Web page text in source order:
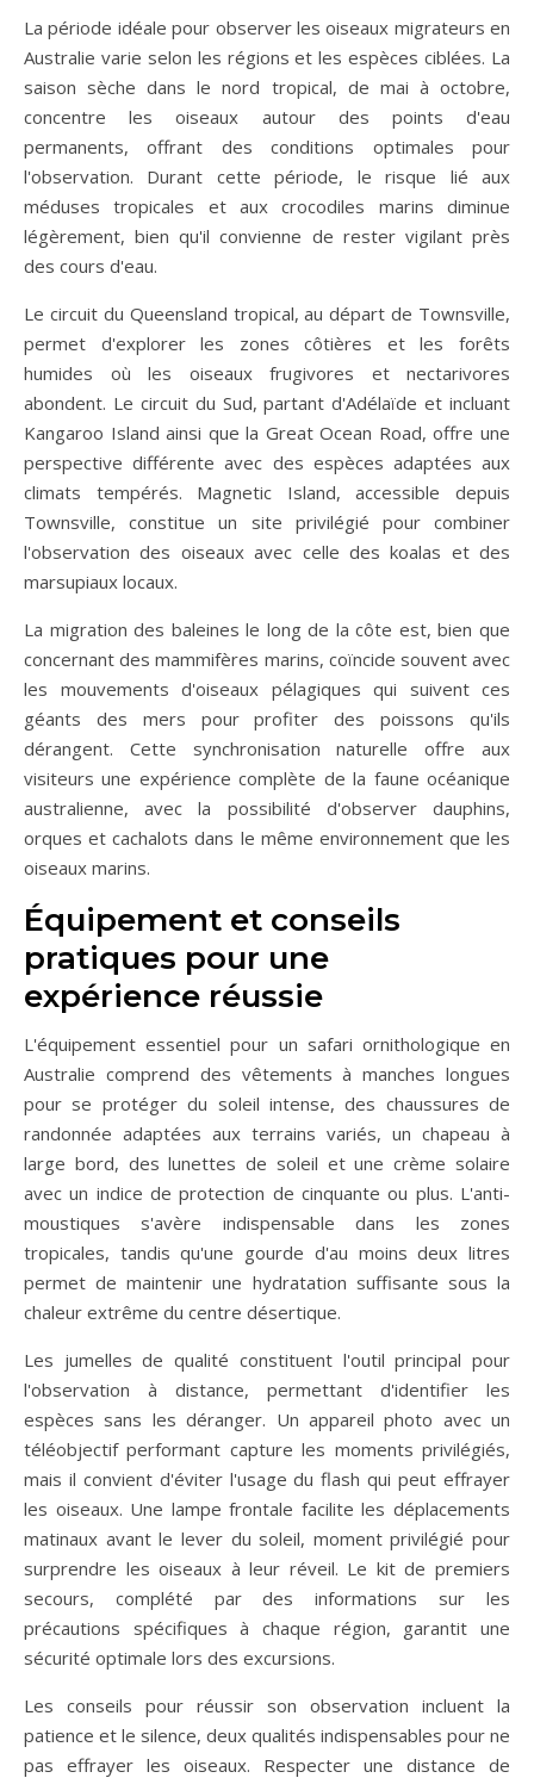
La période idéale pour observer les oiseaux migrateurs en
Australie varie selon les régions et les espèces ciblées. La
saison sèche dans le nord tropical, de mai à octobre,
concentre les oiseaux autour des points d'eau
permanents, offrant des conditions optimales pour
l'observation. Durant cette période, le risque lié aux
méduses tropicales et aux crocodiles marins diminue
légèrement, bien qu'il convienne de rester vigilant près
des cours d'eau.
Le circuit du Queensland tropical, au départ de Townsville,
permet d'explorer les zones côtières et les forêts
humides où les oiseaux frugivores et nectarivores
abondent. Le circuit du Sud, partant d'Adélaïde et incluant
Kangaroo Island ainsi que la Great Ocean Road, offre une
perspective différente avec des espèces adaptées aux
climats tempérés. Magnetic Island, accessible depuis
Townsville, constitue un site privilégié pour combiner
l'observation des oiseaux avec celle des koalas et des
marsupiaux locaux.
La migration des baleines le long de la côte est, bien que
concernant des mammifères marins, coïncide souvent avec
les mouvements d'oiseaux pélagiques qui suivent ces
géants des mers pour profiter des poissons qu'ils
dérangent. Cette synchronisation naturelle offre aux
visiteurs une expérience complète de la faune océanique
australienne, avec la possibilité d'observer dauphins,
orques et cachalots dans le même environnement que les
oiseaux marins.
Équipement et conseils
pratiques pour une
expérience réussie
L'équipement essentiel pour un safari ornithologique en
Australie comprend des vêtements à manches longues
pour se protéger du soleil intense, des chaussures de
randonnée adaptées aux terrains variés, un chapeau à
large bord, des lunettes de soleil et une crème solaire
avec un indice de protection de cinquante ou plus. L'anti-
moustiques s'avère indispensable dans les zones
tropicales, tandis qu'une gourde d'au moins deux litres
permet de maintenir une hydratation suffisante sous la
chaleur extrême du centre désertique.
Les jumelles de qualité constituent l'outil principal pour
l'observation à distance, permettant d'identifier les
espèces sans les déranger. Un appareil photo avec un
téléobjectif performant capture les moments privilégiés,
mais il convient d'éviter l'usage du flash qui peut effrayer
les oiseaux. Une lampe frontale facilite les déplacements
matinaux avant le lever du soleil, moment privilégié pour
surprendre les oiseaux à leur réveil. Le kit de premiers
secours, complété par des informations sur les
précautions spécifiques à chaque région, garantit une
sécurité optimale lors des excursions.
Les conseils pour réussir son observation incluent la
patience et le silence, deux qualités indispensables pour ne
pas effrayer les oiseaux. Respecter une distance de